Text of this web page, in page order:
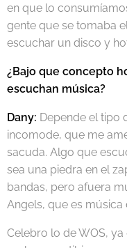
en que lo
gente que se tomaba
escuchar un disco y
¿Bajo que concepto
escuchan música?
Dany: Depende el tipo
incomode, que me
sacuda. Algo que
sea una piedra en el
bandas, pero afuera
Angels, que es música
Celebro lo de WOS,